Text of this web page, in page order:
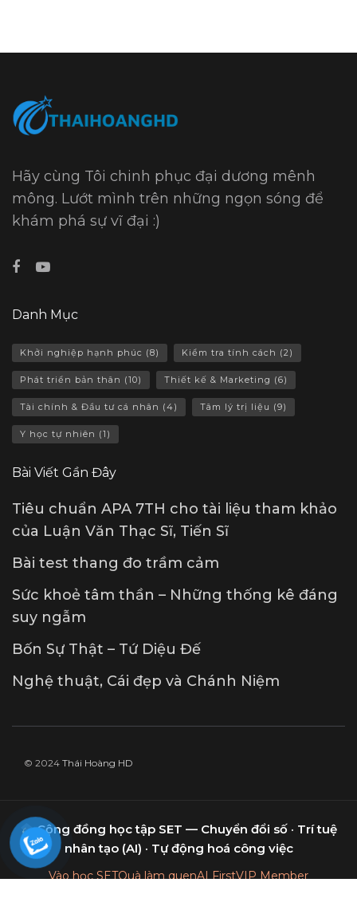
Hãy cùng Tôi chinh phục đại dương mênh
mông. Lướt mình trên những ngọn sóng để
khám phá sự vĩ đại :)
Danh Mục
Khởi nghiệp hạnh phúc (8) Kiểm tra tính cách (2)
Phát triển bản thân (10) Thiết kế & Marketing (6)
Tài chính & Đầu tư cá nhân (4) Tâm lý trị liệu (9)
Y học tự nhiên (1)
Bài Viết Gần Đây
Tiêu chuẩn APA 7TH cho tài liệu tham khảo
của Luận Văn Thạc Sĩ, Tiến Sĩ
Bài test thang đo trầm cảm
Sức khoẻ tâm thần – Những thống kê đáng
suy ngẫm
Bốn Sự Thật – Tứ Diệu Đế
Nghệ thuật, Cái đẹp và Chánh Niệm
© 2024 Thái Hoàng HD
Cộng đồng học tập SET — Chuyển đổi số · Trí tuệ
nhân tạo (AI) · Tự động hoá công việc
Vào học SETQuà làm quenAI FirstVIP Member